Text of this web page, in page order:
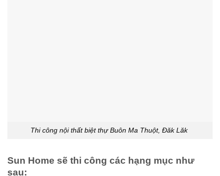
Thi công nội thất biệt thự Buôn Ma Thuột, Đăk Lăk
Sun Home sẽ thi công các hạng mục như
sau: